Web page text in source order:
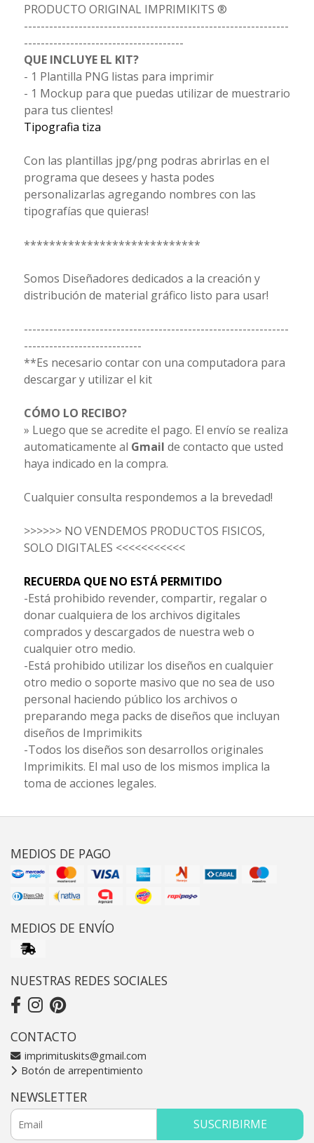
PRODUCTO ORIGINAL IMPRIMIKITS ®
---------------------------------------------------------------
--------------------------------------
QUE INCLUYE EL KIT?
- 1 Plantilla PNG listas para imprimir
- 1 Mockup para que puedas utilizar de muestrario
para tus clientes!
Tipografia tiza
Con las plantillas jpg/png podras abrirlas en el
programa que desees y hasta podes
personalizarlas agregando nombres con las
tipografías que quieras!
****************************
Somos Diseñadores dedicados a la creación y
distribución de material gráfico listo para usar!
---------------------------------------------------------------
----------------------------
**Es necesario contar con una computadora para
descargar y utilizar el kit
CÓMO LO RECIBO?
» Luego que se acredite el pago. El envío se realiza
automaticamente al Gmail de contacto que usted
haya indicado en la compra.
Cualquier consulta respondemos a la brevedad!
>>>>>> NO VENDEMOS PRODUCTOS FISICOS,
SOLO DIGITALES <<<<<<<<<<<
RECUERDA QUE NO ESTÁ PERMITIDO
-Está prohibido revender, compartir, regalar o
donar cualquiera de los archivos digitales
comprados y descargados de nuestra web o
cualquier otro medio.
-Está prohibido utilizar los diseños en cualquier
otro medio o soporte masivo que no sea de uso
personal haciendo público los archivos o
preparando mega packs de diseños que incluyan
diseños de Imprimikits
-Todos los diseños son desarrollos originales
Imprimikits. El mal uso de los mismos implica la
toma de acciones legales.
MEDIOS DE PAGO
MEDIOS DE ENVÍO
NUESTRAS REDES SOCIALES
CONTACTO
imprimituskits@gmail.com
Botón de arrepentimiento
NEWSLETTER
SUSCRIBIRME